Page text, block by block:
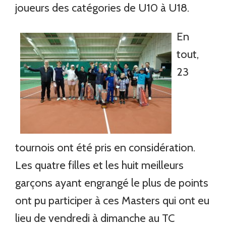
joueurs des catégories de U10 à U18.
En
tout,
23
tournois ont été pris en considération.
Les quatre filles et les huit meilleurs
garçons ayant engrangé le plus de points
ont pu participer à ces Masters qui ont eu
lieu de vendredi à dimanche au TC